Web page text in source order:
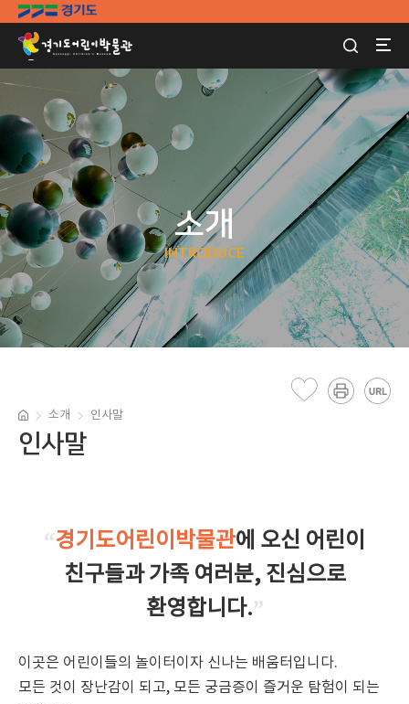
소개
INTRODUCE
소개 인사말
인사말
“경기도어린이박물관에 오신 어린이
친구들과 가족 여러분, 진심으로
환영합니다.”
이곳은 어린이들의 놀이터이자 신나는 배움터입니다.
모든 것이 장난감이 되고, 모든 궁금증이 즐거운 탐험이 되는